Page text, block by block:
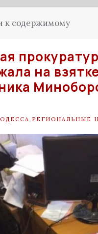
к содержимому
на
ОДЕССА РЕГИОНАЛЬНЫЕ